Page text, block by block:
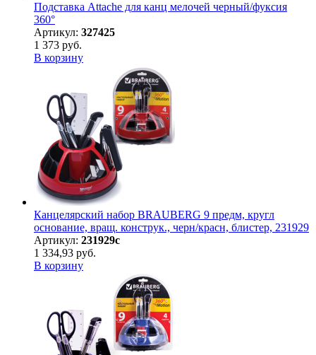
Подставка Attache для канц мелочей черный/фуксия
360°
Артикул: 327425
1 373 руб.
В корзину
Канцелярский набор BRAUBERG 9 предм, кругл
основание, вращ. конструк., черн/красн, блистер, 231929
Артикул: 231929с
1 334,93 руб.
В корзину